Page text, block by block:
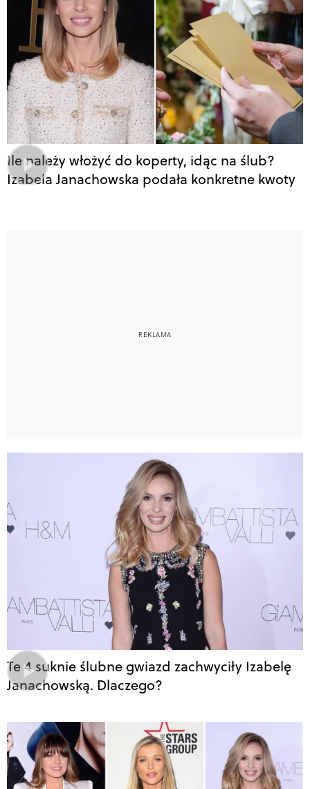
Ile należy włożyć do koperty, idąc na ślub?
Izabela Janachowska podała konkretne kwoty
Te 4 suknie ślubne gwiazd zachwyciły Izabelę
Janachowską. Dlaczego?